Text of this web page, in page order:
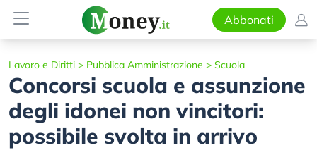
Abbonati
Lavoro e Diritti > Pubblica Amministrazione > Scuola
Concorsi scuola e assunzione
degli idonei non vincitori:
possibile svolta in arrivo